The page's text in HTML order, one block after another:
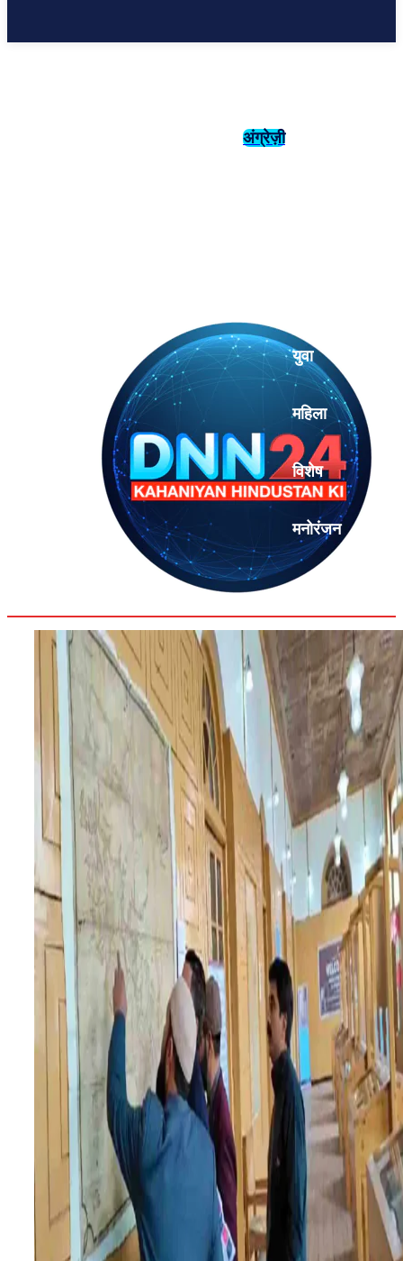
अंग्रेज़ी
युवा
महिला
विशेष
मनोरंजन